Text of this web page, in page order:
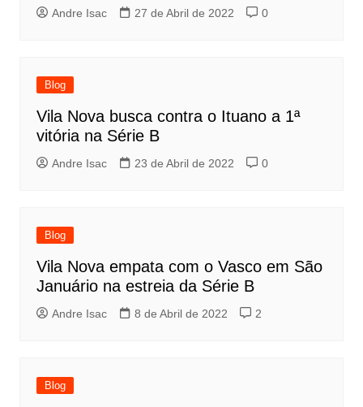
Andre Isac 27 de Abril de 2022 0
Blog
Vila Nova busca contra o Ituano a 1ª
vitória na Série B
Andre Isac 23 de Abril de 2022 0
Blog
Vila Nova empata com o Vasco em São
Januário na estreia da Série B
Andre Isac 8 de Abril de 2022 2
Blog